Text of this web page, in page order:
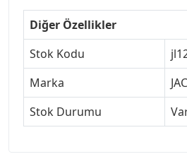
Diğer Özellikler
Stok Kodu
Marka
Stok Durumu